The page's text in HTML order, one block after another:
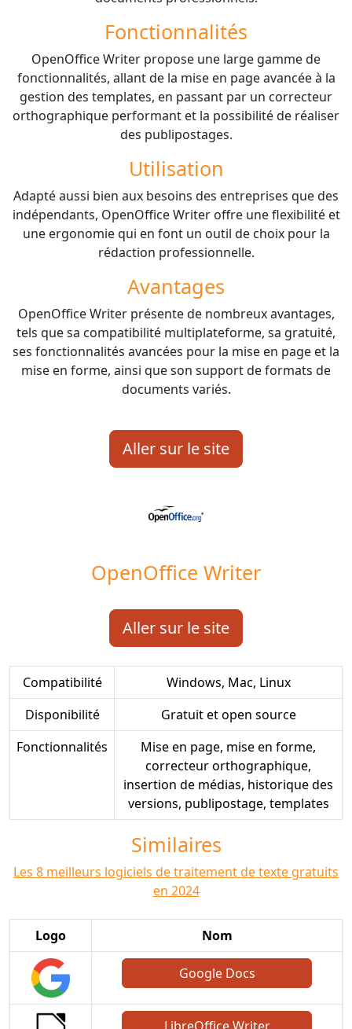
Fonctionnalités
OpenOffice Writer propose une large gamme de
fonctionnalités, allant de la mise en page avancée à la
gestion des templates, en passant par un correcteur
orthographique performant et la possibilité de réaliser
des publipostages.
Utilisation
Adapté aussi bien aux besoins des entreprises que des
indépendants, OpenOffice Writer offre une flexibilité et
une ergonomie qui en font un outil de choix pour la
rédaction professionnelle.
Avantages
OpenOffice Writer présente de nombreux avantages,
tels que sa compatibilité multiplateforme, sa gratuité,
ses fonctionnalités avancées pour la mise en page et la
mise en forme, ainsi que son support de formats de
documents variés.
Aller sur le site
OpenOffice Writer
Aller sur le site
Compatibilité
Windows, Mac, Linux
Disponibilité
Gratuit et open source
Fonctionnalités
Mise en page, mise en forme,
correcteur orthographique,
insertion de médias, historique des
versions, publipostage, templates
Similaires
Les 8 meilleurs logiciels de traitement de texte gratuits
en 2024
Logo Nom
Google Docs